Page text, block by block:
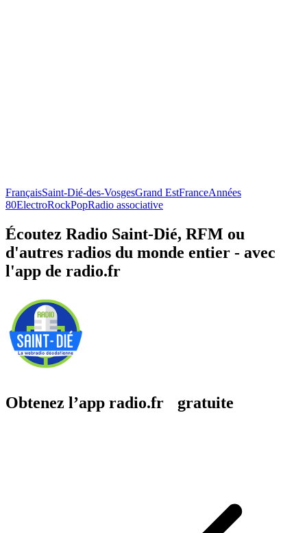
FrançaisSaint-Dié-des-VosgesGrand EstFranceAnnées
80ElectroRockPopRadio associative
Écoutez Radio Saint-Dié, RFM ou
d'autres radios du monde entier - avec
l'app de radio.fr
Obtenez l’app radio.fr gratuite